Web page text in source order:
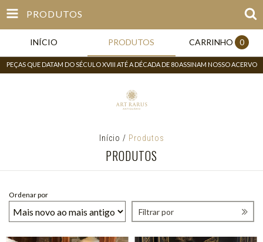
PRODUTOS
INÍCIO PRODUTOS CARRINHO 0
PEÇAS QUE DATAM DO SÉCULO XVIII ATÉ A DÉCADA DE 80 ASSINAM NOSSO ACERVO
Início / Produtos
PRODUTOS
Ordenar por
Filtrar por